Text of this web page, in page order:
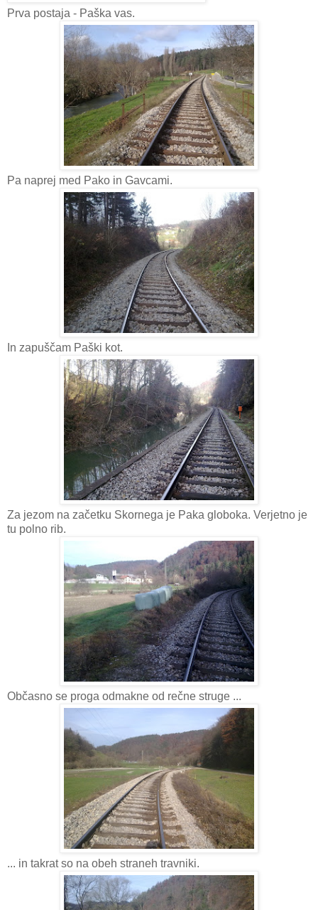
Prva postaja - Paška vas.
Pa naprej med Pako in Gavcami.
In zapuščam Paški kot.
Za jezom na začetku Skornega je Paka globoka. Verjetno je
tu polno rib.
Občasno se proga odmakne od rečne struge ...
... in takrat so na obeh straneh travniki.